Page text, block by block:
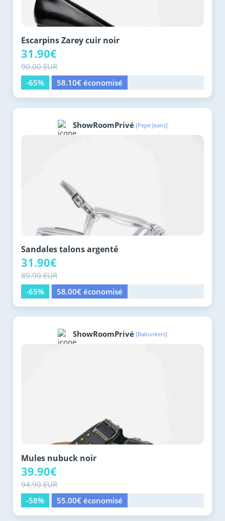
Escarpins Zarey cuir noir
31.90€
90.00 EUR
-65%
58.10€ économisé
ShowRoomPrivé [Pepe Jeans]
Sandales talons argenté
31.90€
89.90 EUR
-65%
58.00€ économisé
ShowRoomPrivé [Babunkers]
Mules nubuck noir
39.90€
94.90 EUR
-58%
55.00€ économisé